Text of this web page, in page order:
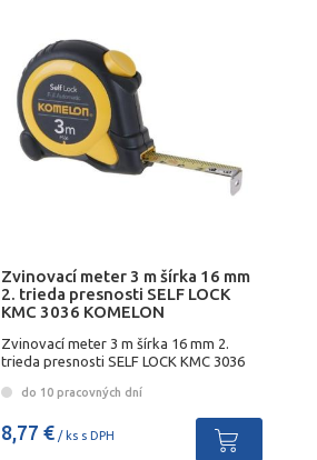
Zvinovací meter 3 m šírka 16 mm
2. trieda presnosti SELF LOCK
KMC 3036 KOMELON
Zvinovací meter 3 m šírka 16 mm 2.
trieda presnosti SELF LOCK KMC 3036
do 10 pracovných dní
8,77 €/ ks s DPH